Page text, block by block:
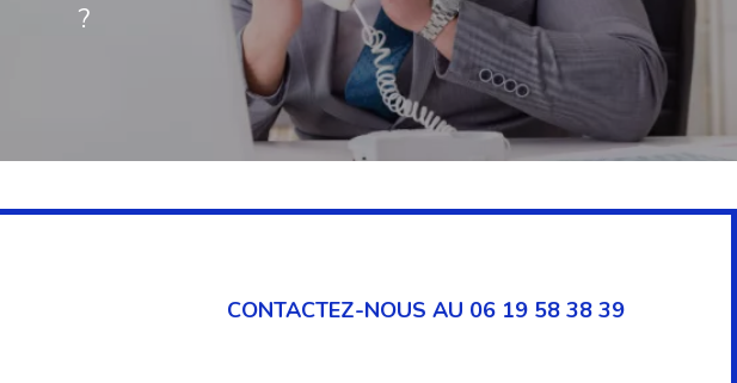
?
CONTACTEZ-NOUS AU 06 19 58 38 39